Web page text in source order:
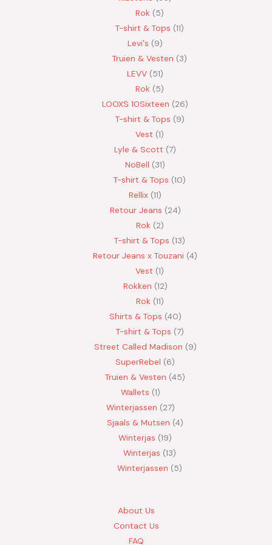
Rok 5
T-shirt & Tops 11
Levi's
9
Truien & Vesten
3
LEVV 51
Rok 5
LOOXS 10Sixteen
26
T-shirt & Tops 9
Vest 1
Lyle & Scott 7
NoBell
31
T-shirt & Tops 10
Rellix 11
Retour Jeans 24
Rok 2
T-shirt & Tops 13
Retour Jeans x Touzani 4
Vest 1
Rokken 12
Rok 11
Shirts & Tops 40
T-shirt & Tops 7
Street Called Madison 9
SuperRebel
6
Truien & Vesten 45
Wallets 1
Winterjassen
27
Sjaals & Mutsen 4
Winterjas 19
Winterjas 13
Winterjassen
5
About Us
Contact Us
FAQ